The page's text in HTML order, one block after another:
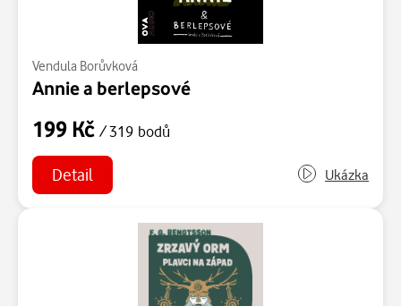
Vendula Borůvková
Annie a berlepsové
199 Kč / 319 bodů
Detail Ukázka